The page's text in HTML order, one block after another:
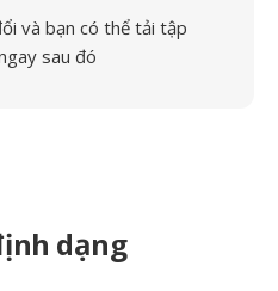
và bạn có thể tải tập
sau đó
dạng